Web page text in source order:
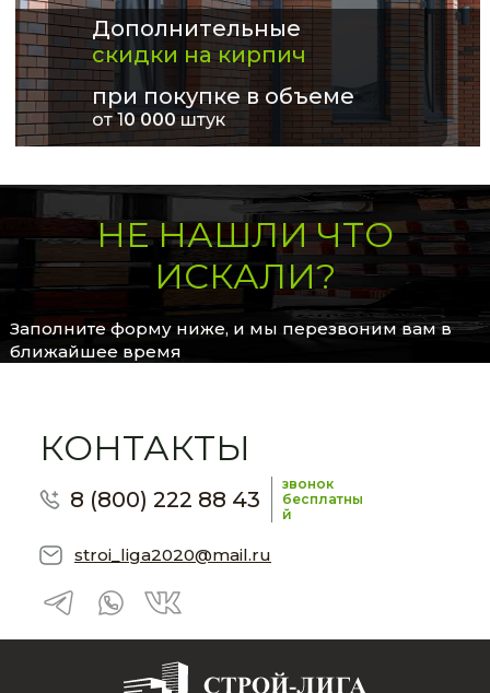
Дополнительные
скидки на кирпич
при покупке в объеме
от 10 000штук
НЕ НАШЛИ ЧТО
ИСКАЛИ?
Заполните форму ниже, и мы перезвоним вам в
ближайшее время
КОНТАКТЫ
8 (800) 222 88 43
звонок
бесплатны
й
stroi_liga2020@mail.ru